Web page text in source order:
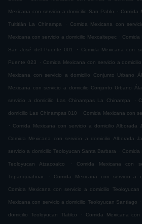
Mexicana con servicio a domicilio San Pablo . Comida
Tultitlán La Chinampa . Comida Mexicana con
Mexicana con servicio a domicilio Mexcaltepec . Comida
San José del Puente 001 . Comida Mexicana con
Puente 023 . Comida Mexicana con servicio a
Mexicana con servicio a domicilio Conjunto Urbano
Mexicana con servicio a domicilio Conjunto Urbano
servicio a domicilio Las Chinampas La Chinampa .
domicilio Las Chinampas 010 . Comida Mexicana con
.
Comida Mexicana con servicio a domicilio Alborada
Comida Mexicana con servicio a domicilio Alborada
servicio a domicilio Teoloyucan Santa Barbara . Comida
Teoloyucan Atzacoalco . Comida Mexicana con
Tepanquiahuac . Comida Mexicana con servicio a
Comida Mexicana con servicio a domicilio Teoloyucan
Mexicana con servicio a domicilio Teoloyucan Santiago .
domicilio Teoloyucan Tlatilco . Comida Mexicana